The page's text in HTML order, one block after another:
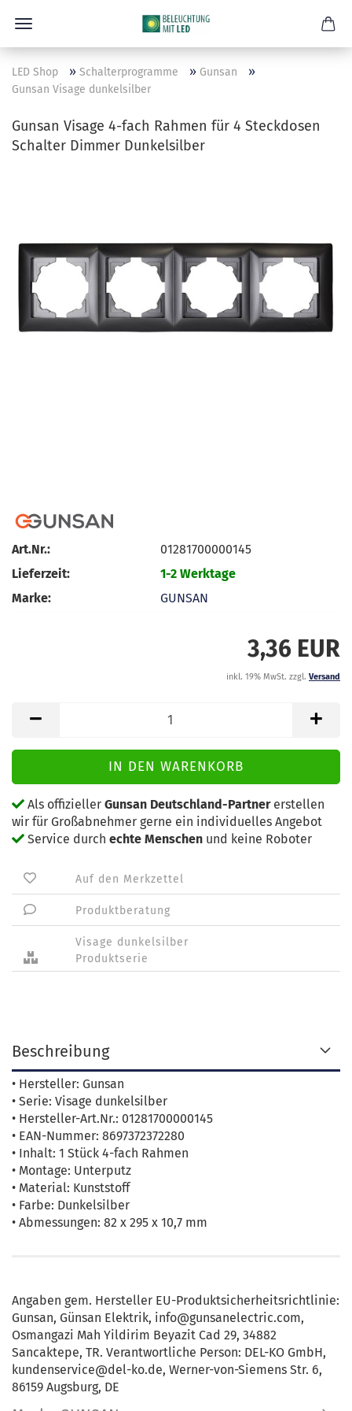
LED Shop » Schalterprogramme » Gunsan »
Gunsan Visage dunkelsilber
Gunsan Visage 4-fach Rahmen für 4 Steckdosen
Schalter Dimmer Dunkelsilber
Art.Nr.:
01281700000145
Lieferzeit:
1-2 Werktage
Marke:
GUNSAN
3,36 EUR
inkl. 19% MwSt. zzgl. Versand
Als offizieller Gunsan Deutschland-Partnererstellen
wir für Großabnehmer gerne ein individuelles Angebot
Service durch echte Menschen und keine Roboter
Auf den Merkzettel
Produktberatung
Visage dunkelsilber
Produktserie
Beschreibung
• Hersteller: Gunsan
• Serie: Visage dunkelsilber
• Hersteller-Art.Nr.: 01281700000145
• EAN-Nummer: 8697372372280
• Inhalt: 1 Stück 4-fach Rahmen
• Montage: Unterputz
• Material: Kunststoff
• Farbe: Dunkelsilber
• Abmessungen: 82 x 295 x 10,7 mm
Angaben gem. Hersteller EU-Produktsicherheitsrichtlinie:
Gunsan, Günsan Elektrik, info@gunsanelectric.com,
Osmangazi Mah Yildirim Beyazit Cad 29, 34882
Sancaktepe, TR. Verantwortliche Person: DEL-KO GmbH,
kundenservice@del-ko.de, Werner-von-Siemens Str. 6,
86159 Augsburg, DE